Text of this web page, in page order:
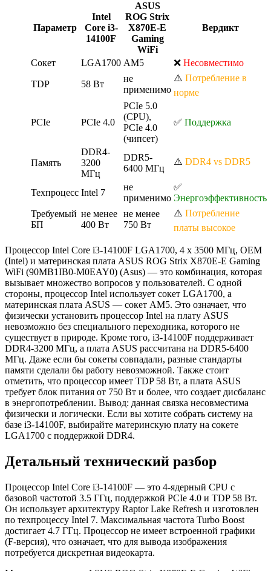
Параметр
Intel
Core i3-
14100F
ASUS
ROG Strix
X870E-E
Gaming
WiFi
Вердикт
Сокет LGA1700 AM5 ❌ Несовместимо
TDP 58 Вт
не
применимо
⚠️ Потребление в
норме
PCIe PCIe 4.0
PCIe 5.0
(CPU),
PCIe 4.0
(чипсет)
✅ Поддержка
Память
DDR4-
3200
МГц
DDR5-
6400 МГц
⚠️ DDR4 vs DDR5
Техпроцесс Intel 7
не
применимо
✅
Энергоэффективность
Требуемый
БП
не менее
400 Вт
не менее
750 Вт
⚠️ Потребление
платы высокое
Процессор Intel Core i3-14100F LGA1700, 4 x 3500 МГц, OEM
(Intel) и материнская плата ASUS ROG Strix X870E-E Gaming
WiFi (90MB1IB0-M0EAY0) (Asus) — это комбинация, которая
вызывает множество вопросов у пользователей. С одной
стороны, процессор Intel использует сокет LGA1700, а
материнская плата ASUS — сокет AM5. Это означает, что
физически установить процессор Intel на плату ASUS
невозможно без специального переходника, которого не
существует в природе. Кроме того, i3-14100F поддерживает
DDR4-3200 МГц, а плата ASUS рассчитана на DDR5-6400
МГц. Даже если бы сокеты совпадали, разные стандарты
памяти сделали бы работу невозможной. Также стоит
отметить, что процессор имеет TDP 58 Вт, а плата ASUS
требует блок питания от 750 Вт и более, что создает дисбаланс
в энергопотреблении. Вывод: данная связка несовместима
физически и логически. Если вы хотите собрать систему на
базе i3-14100F, выбирайте материнскую плату на сокете
LGA1700 с поддержкой DDR4.
Детальный технический разбор
Процессор Intel Core i3-14100F — это 4-ядерный CPU с
базовой частотой 3.5 ГГц, поддержкой PCIe 4.0 и TDP 58 Вт.
Он использует архитектуру Raptor Lake Refresh и изготовлен
по техпроцессу Intel 7. Максимальная частота Turbo Boost
достигает 4.7 ГГц. Процессор не имеет встроенной графики
(F-версия), что означает, что для вывода изображения
потребуется дискретная видеокарта.